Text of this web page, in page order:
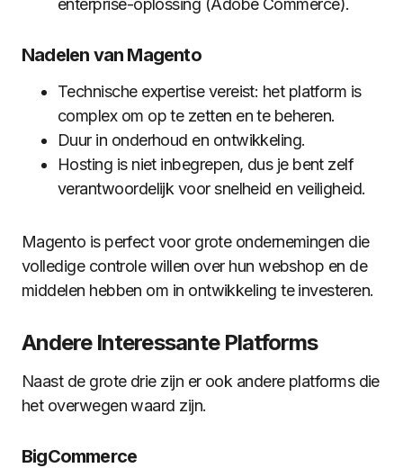
enterprise-oplossing (Adobe Commerce).
Nadelen van Magento
Technische expertise vereist: het platform is
complex om op te zetten en te beheren.
Duur in onderhoud en ontwikkeling.
Hosting is niet inbegrepen, dus je bent zelf
verantwoordelijk voor snelheid en veiligheid.
Magento is perfect voor grote ondernemingen die
volledige controle willen over hun webshop en de
middelen hebben om in ontwikkeling te investeren.
Andere Interessante Platforms
Naast de grote drie zijn er ook andere platforms die
het overwegen waard zijn.
BigCommerce